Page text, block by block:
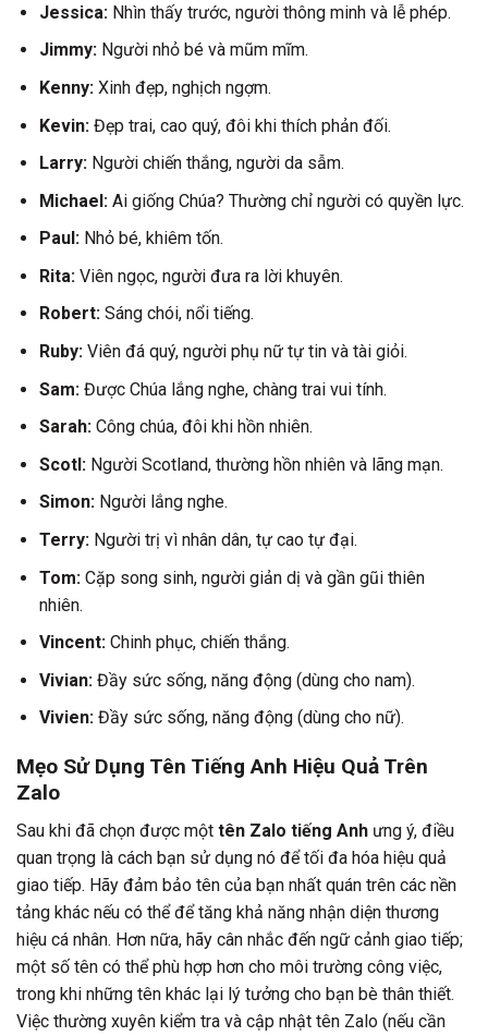
Jessica:Nhìn thấy trước, người thông minh và lễ phép.
Jimmy:Người nhỏ bé và mũm mĩm.
Kenny:Xinh đẹp, nghịch ngợm.
Kevin:Đẹp trai, cao quý, đôi khi thích phản đối.
Larry:Người chiến thắng, người da sẫm.
Michael:Ai giống Chúa? Thường chỉ người có quyền lực.
Paul:Nhỏ bé, khiêm tốn.
Rita:Viên ngọc, người đưa ra lời khuyên.
Robert:Sáng chói, nổi tiếng.
Ruby:Viên đá quý, người phụ nữ tự tin và tài giỏi.
Sam:Được Chúa lắng nghe, chàng trai vui tính.
Sarah:Công chúa, đôi khi hồn nhiên.
Scotl:Người Scotland, thường hồn nhiên và lãng mạn.
Simon:Người lắng nghe.
Terry:Người trị vì nhân dân, tự cao tự đại.
Tom:Cặp song sinh, người giản dị và gần gũi thiên
nhiên.
Vincent:Chinh phục, chiến thắng.
Vivian:Đầy sức sống, năng động (dùng cho nam).
Vivien:Đầy sức sống, năng động (dùng cho nữ).
Mẹo Sử Dụng Tên Tiếng Anh Hiệu Quả Trên
Zalo
Sau khi đã chọn được một tên Zalo tiếng Anh ưng ý, điều
quan trọng là cách bạn sử dụng nó để tối đa hóa hiệu quả
giao tiếp. Hãy đảm bảo tên của bạn nhất quán trên các nền
tảng khác nếu có thể để tăng khả năng nhận diện thương
hiệu cá nhân. Hơn nữa, hãy cân nhắc đến ngữ cảnh giao tiếp;
một số tên có thể phù hợp hơn cho môi trường công việc,
trong khi những tên khác lại lý tưởng cho bạn bè thân thiết.
Việc thường xuyên kiểm tra và cập nhật tên Zalo (nếu cần